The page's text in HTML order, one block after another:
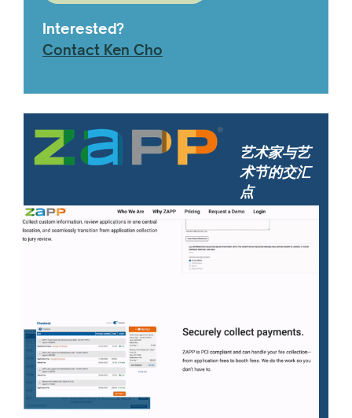
Interested?
Contact Ken Cho
艺术家与艺
术节的交汇
点